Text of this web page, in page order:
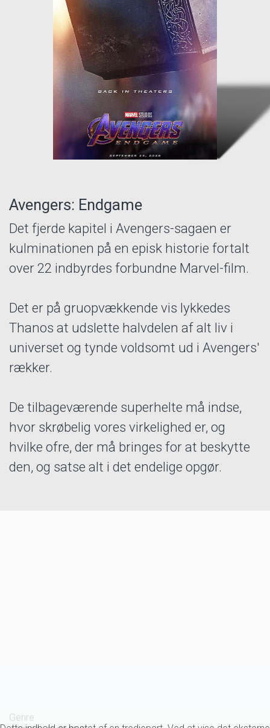
Avengers: Endgame
Det fjerde kapitel i Avengers-sagaen er
kulminationen på en episk historie fortalt
over 22 indbyrdes forbundne Marvel-film.
Det er på gruopvækkende vis lykkedes
Thanos at udslette halvdelen af alt liv i
universet og tynde voldsomt ud i Avengers'
rækker.
De tilbageværende superhelte må indse,
hvor skrøbelig vores virkelighed er, og
hvilke ofre, der må bringes for at beskytte
den, og satse alt i det endelige opgør.
Genre